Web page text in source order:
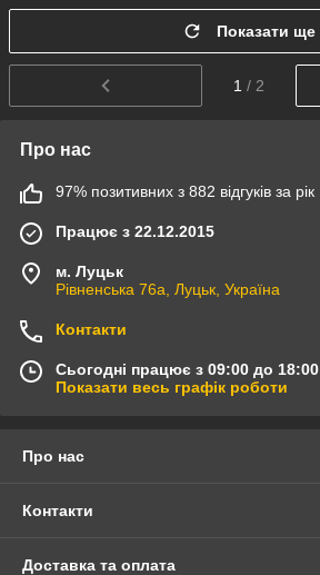
Показати ще
1 / 2
Про нас
97% позитивних з 882 відгуків за рік
Працює з 22.12.2015
м. Луцьк
Рівненська 76а, Луцьк, Україна
Контакти
Сьогодні працює з 09:00 до 18:00
Показати весь графік роботи
Про нас
Контакти
Доставка та оплата